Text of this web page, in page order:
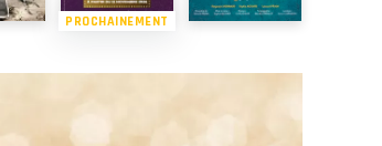
PROCHAINEMENT